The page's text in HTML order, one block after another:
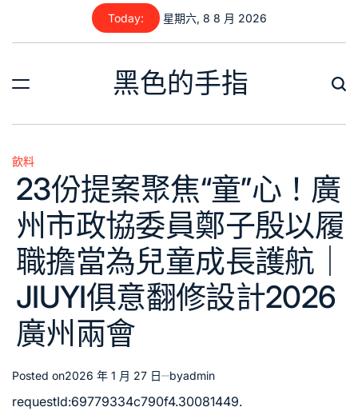
content
Today: 星期六, 8 8 月 2026
黑色的手指
Posted
in
飲料
23份提案聚焦“童”心！廣
州市政協委員鄭子殷以履
職擔當為兒童成長護航｜
JIUYI俱意翻修設計2026
廣州兩會
Posted on2026 年 1 月 27 日 byadmin
requestId:69779334c790f4.30081449.